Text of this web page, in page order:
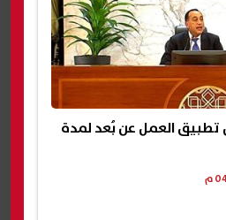
تطبيق العمل عن بُعد لمدة